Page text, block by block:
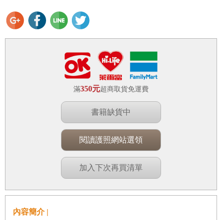
滿350元超商取貨免運費
書籍缺貨中
閱讀護照網站選領
加入下次再買清單
內容簡介 |